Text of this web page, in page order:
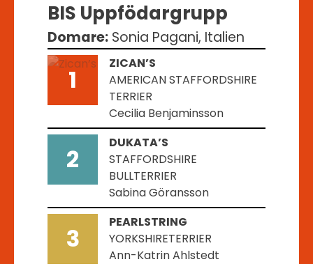
BIS Uppfödargrupp
Domare: Sonia Pagani, Italien
1
ZICAN’S
AMERICAN STAFFORDSHIRE
TERRIER
Cecilia Benjaminsson
2
DUKATA’S
STAFFORDSHIRE
BULLTERRIER
Sabina Göransson
3
PEARLSTRING
YORKSHIRETERRIER
Ann-Katrin Ahlstedt